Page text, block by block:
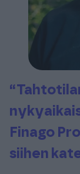
Finago
siihen